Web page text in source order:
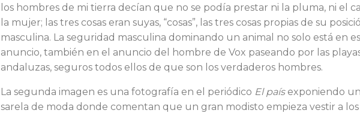
los hombres de mi tierra decían que no se podía prestar ni la pluma, ni el
la mujer; las tres cosas eran suyas, “cosas”, las tres co­sas propias de su
masculina. La seguridad masculina dominando un animal no solo está en
anuncio, también en el anuncio del hombre de Vox paseando por las
andaluzas, seguros todos ellos de que son los ver­daderos hombres.
La segunda imagen es una fotografía en el periódico El paísexponiendo
sarela de moda donde comentan que un gran modisto empieza vestir a